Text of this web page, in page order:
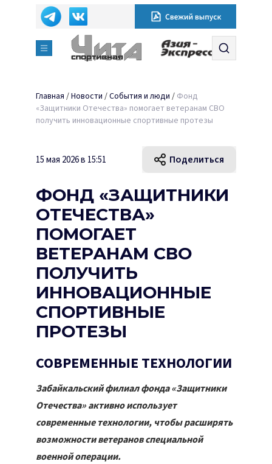
Главная /Новости /События и люди / Фонд
«Защитники Отечества» помогает ветеранам СВО
получить инновационные спортивные протезы
15 мая 2026 в 15:51 Поделиться
ФОНД «ЗАЩИТНИКИ
ОТЕЧЕСТВА»
ПОМОГАЕТ
ВЕТЕРАНАМ СВО
ПОЛУЧИТЬ
ИННОВАЦИОННЫЕ
СПОРТИВНЫЕ
ПРОТЕЗЫ
СОВРЕМЕННЫЕ ТЕХНОЛОГИИ
Забайкальский филиал фонда «Защитники
Отечества» активно использует
современные технологии, чтобы расширять
возможности ветеранов специальной
военной операции.